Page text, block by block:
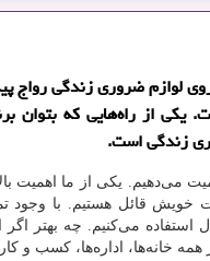
لوازم ضروری زندگی رواج
یكی از راه‌هایی كه بتوان
زندگی است.
می‌دهیم. یکی از ما اهمیت
خویش قائل هستیم. با وجود
استفاده می‌کنیم. چه بهتر اگر
خانه‌ها، اداره‌ها، کسب و